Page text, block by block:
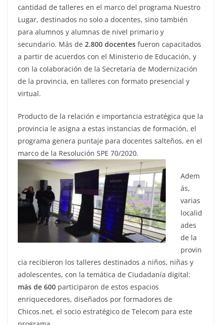
cantidad de talleres en el marco del programa Nuestro
Lugar, destinados no solo a docentes, sino también
para alumnos y alumnas de nivel primario y
secundario. Más de 2.800 docentes fueron capacitados
a partir de acuerdos con el Ministerio de Educación, y
con la colaboración de la Secretaría de Modernización
de la provincia, en talleres con formato presencial y
virtual.
Producto de la relación e importancia estratégica que la
provincia le asigna a estas instancias de formación, el
programa genera puntaje para docentes salteños, en el
marco de la Resolución SPE 70/2020.
Adem
ás,
varias
localid
ades
de la
provin
cia recibieron los talleres destinados a niños, niñas y
adolescentes, con la temática de Ciudadanía digital:
más de 600 participaron de estos espacios
enriquecedores, diseñados por formadores de
Chicos.net, el socio estratégico de Telecom para este